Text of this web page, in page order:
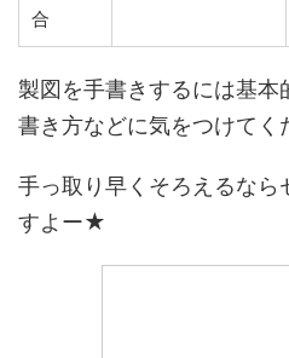
合
製図を手書きするには基
書き方などに気をつけてく
手っ取り早くそろえるな
すよー★